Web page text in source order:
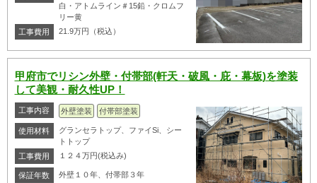
白・アトムライン＃15鉛・クロムフ
リー黄
工事費用
21.9万円（税込）
甲府市でリシン外壁・付帯部(軒天・破風・庇・幕板)を塗装
して美観・耐久性UP！
工事内容 外壁塗装 付帯部塗装
使用材料
グランセラトップ、ファイSi、シー
トトップ
工事費用
１２４万円(税込み)
保証年数 外壁１０年、付帯部３年